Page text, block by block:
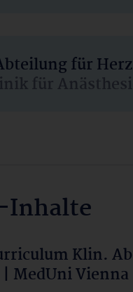
für
für
Inhalte
Klin.
MedUni Vienna